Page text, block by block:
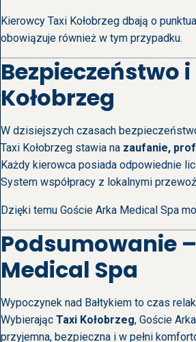
Kierowcy Taxi Kołobrzeg dbają o
obowiązuje również w tym przypadku.
Bezpieczeństwo
Kołobrzeg
W dzisiejszych czasach
Taxi Kołobrzeg stawia na zaufanie,
Każdy kierowca posiada odpowiednie
System współpracy z lokalnymi
Dzięki temu Goście Arka Medical Spa
Podsumowanie
Medical Spa
Wypoczynek nad Bałtykiem to czas
Wybierając Taxi Kołobrzeg, Goście
przyjemna, bezpieczna i w pełni